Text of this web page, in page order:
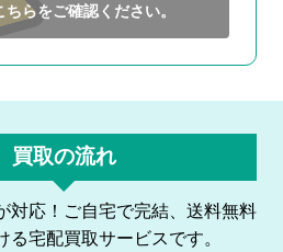
ちらをご確認ください。
買取の流れ
対応！ご自宅で完結、送料無料
る宅配買取サービスです。